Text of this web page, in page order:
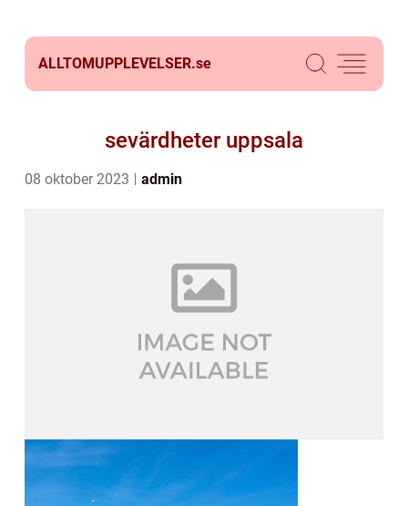
ALLTOMUPPLEVELSER.se
sevärdheter uppsala
08 oktober 2023 admin